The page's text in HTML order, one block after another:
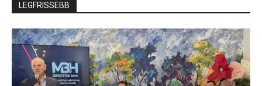
LEGFRISSEBB